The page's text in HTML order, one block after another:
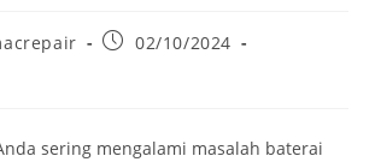
02/10/2024
sering mengalami masalah baterai